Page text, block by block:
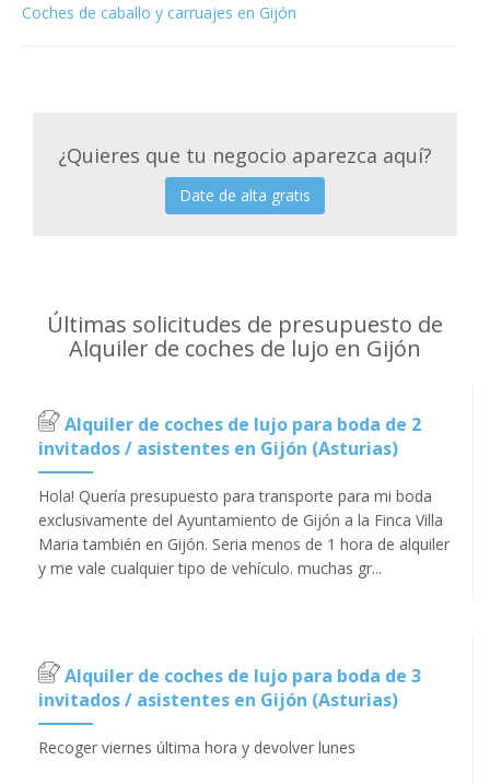
Coches de caballo y carruajes en Gijón
¿Quieres que tu negocio aparezca aquí?
Date de alta gratis
Últimas solicitudes de presupuesto de
Alquiler de coches de lujo en Gijón
Alquiler de coches de lujo para boda de 2
invitados / asistentes en Gijón (Asturias)
Hola! Quería presupuesto para transporte para mi boda
exclusivamente del Ayuntamiento de Gijón a la Finca Villa
Maria también en Gijón. Seria menos de 1 hora de alquiler
y me vale cualquier tipo de vehículo. muchas gr...
Alquiler de coches de lujo para boda de 3
invitados / asistentes en Gijón (Asturias)
Recoger viernes última hora y devolver lunes